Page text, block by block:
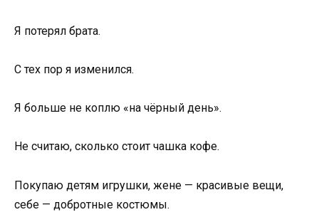
Я потерял брата.
С тех пор я изменился.
Я больше не коплю «на чёрный день».
Не считаю, сколько стоит чашка кофе.
Покупаю детям игрушки, жене — красивые вещи,
себе — добротные костюмы.